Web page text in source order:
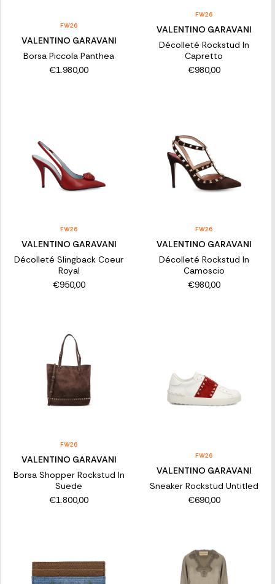
FW26
VALENTINO GARAVANI
Borsa Piccola Panthea
€1.980,00
FW26
VALENTINO GARAVANI
Décolleté Rockstud In
Capretto
€980,00
FW26
VALENTINO GARAVANI
Décolleté Slingback Coeur
Royal
€950,00
FW26
VALENTINO GARAVANI
Décolleté Rockstud In
Camoscio
€980,00
FW26
VALENTINO GARAVANI
Borsa Shopper Rockstud In
Suede
€1.800,00
FW26
VALENTINO GARAVANI
Sneaker Rockstud Untitled
€690,00